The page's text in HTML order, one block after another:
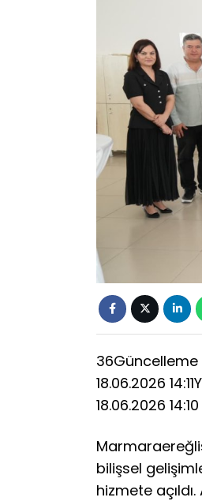
36Güncelleme
18.06.2026 14:11
18.06.2026 14:10
bilişsel
hizmete